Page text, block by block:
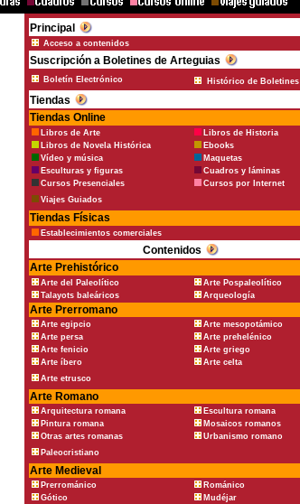
Principal
Acceso a contenidos
Suscripción a Boletines de Arteguias
Boletín Electrónico Histórico de Boletines
Tiendas
Tiendas Online
Libros de Arte
Libros de Historia
Libros de Novela Histórica
Ebooks
Vídeo y música
Maquetas
Esculturas y figuras
Cuadros y láminas
Cursos Presenciales
Cursos por Internet
Viajes Guiados
Tiendas Físicas
Establecimientos comerciales
Contenidos
Arte Prehistórico
Arte del Paleolítico
Arte Pospaleolítico
Talayots baleáricos
Arqueología
Arte Prerromano
Arte egipcio
Arte mesopotámico
Arte persa
Arte prehelénico
Arte fenicio
Arte griego
Arte íbero
Arte celta
Arte etrusco
Arte Romano
Arquitectura romana
Escultura romana
Pintura romana
Mosaicos romanos
Otras artes romanas
Urbanismo romano
Paleocristiano
Arte Medieval
Prerrománico
Románico
Gótico
Mudéjar